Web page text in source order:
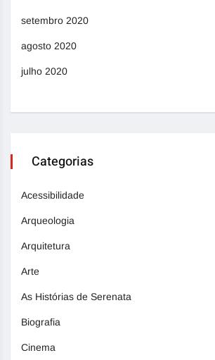
setembro 2020
agosto 2020
julho 2020
Categorias
Acessibilidade
Arqueologia
Arquitetura
Arte
As Histórias de Serenata
Biografia
Cinema